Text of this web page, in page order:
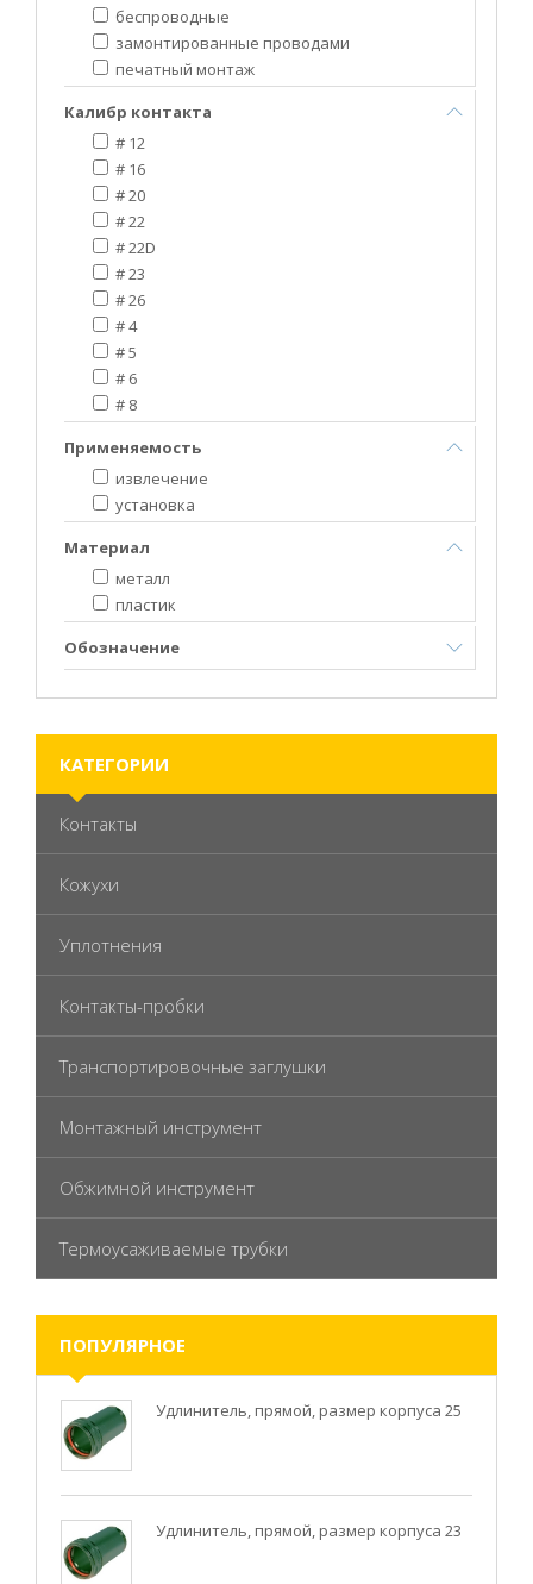
беспроводные
замонтированные проводами
печатный монтаж
Калибр контакта
# 12
# 16
# 20
# 22
# 22D
# 23
# 26
# 4
# 5
# 6
# 8
Применяемость
извлечение
установка
Материал
металл
пластик
Обозначение
КАТЕГОРИИ
Контакты
Кожухи
Уплотнения
Контакты-пробки
Транспортировочные заглушки
Монтажный инструмент
Обжимной инструмент
Термоусаживаемые трубки
ПОПУЛЯРНОЕ
Удлинитель, прямой, размер корпуса 25
Удлинитель, прямой, размер корпуса 23